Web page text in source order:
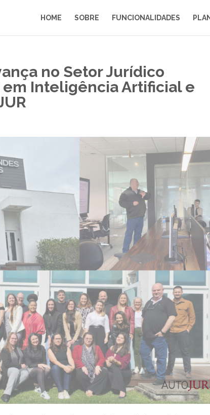
HOME SOBRE FUNCIONALIDADES
no Setor Jurídico
em Inteligência Artificial e